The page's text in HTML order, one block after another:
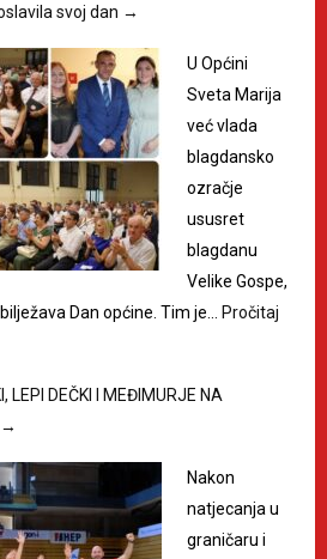
svoj dan →
U Općini
Sveta Marija
već vlada
blagdansko
ozračje
ususret
blagdanu
Velike Gospe,
Dan općine. Tim je… Pročitaj
LEPI DEČKI I MEĐIMURJE NA
→
Nakon
natjecanja u
graničaru i